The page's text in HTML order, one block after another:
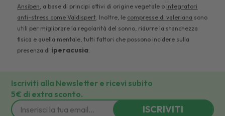
Ansiben, a base di principi attivi di origine vegetale o integratori
anti-stress come Valdispert. Inoltre, le compresse di valeriana sono
utili per migliorare la regolarità del sonno, ridurre la stanchezza
fisica e quella mentale, tutti fattori che possono incidere sulla
presenza di iperacusia.
Iscriviti alla Newsletter e ricevi subito
5€ di extra sconto.
ISCRIVITI